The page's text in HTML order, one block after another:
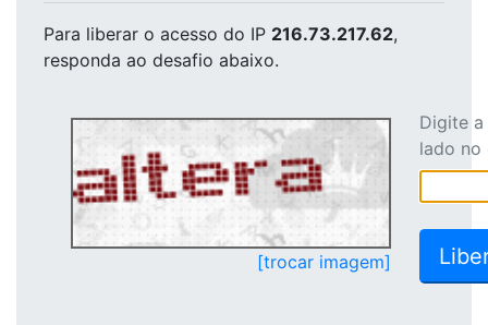
Para liberar o acesso do IP 216.73.217.62,
responda ao desafio abaixo.
[trocar imagem]
Digite
lado no